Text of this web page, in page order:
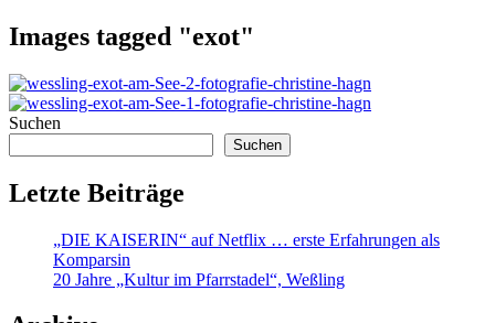
Images tagged "exot"
Suchen
Suchen
Letzte Beiträge
„DIE KAISERIN“ auf Netflix … erste Erfahrungen als
Komparsin
20 Jahre „Kultur im Pfarrstadel“, Weßling